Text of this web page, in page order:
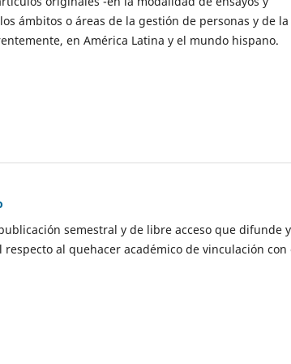
ámbitos o áreas de la gestión de personas y de la
en América Latina y el mundo hispano.
semestral y de libre acceso que difunde y
al quehacer académico de vinculación con